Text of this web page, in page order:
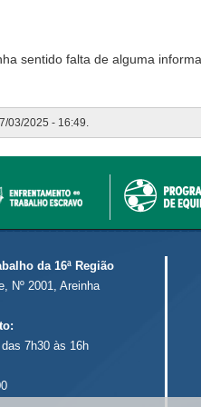
sentido falta de alguma
03/2025 - 16:49.
da 16ª Região
Nº 2001, Areinha
7h30 às 16h